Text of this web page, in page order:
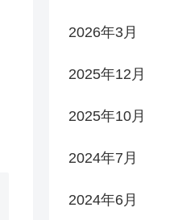
2026年3月
2025年12月
2025年10月
2024年7月
2024年6月